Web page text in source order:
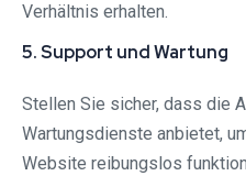
Verhältnis erhalten.
5. Support und Wartung
Stellen Sie sicher, dass die
Wartungsdienste anbietet,
Website reibungslos